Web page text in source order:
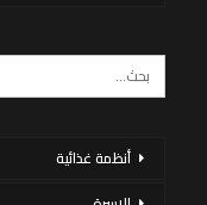
أنظمة غذائية